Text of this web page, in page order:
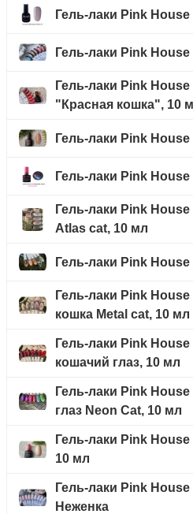
Гель-лаки Pink
Гель-лаки Pink
Гель-лаки Pink
"Красная кошка", 10
Гель-лаки Pink House
Гель-лаки Pink
Гель-лаки Pink
Atlas cat, 10 мл
Гель-лаки Pink
Гель-лаки Pink
кошка Metal cat, 10 мл
Гель-лаки Pink
кошачий глаз, 10 мл
Гель-лаки Pink
глаз Neon Cat, 10 мл
Гель-лаки Pink
10 мл
Гель-лаки Pink
Неженка